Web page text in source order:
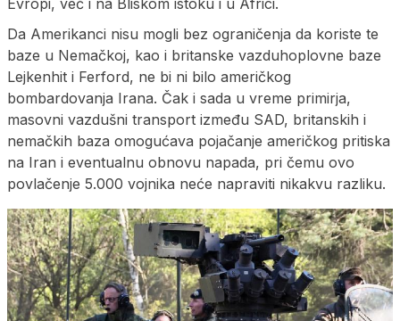
Evropi, već i na Bliskom istoku i u Africi.
Da Amerikanci nisu mogli bez ograničenja da koriste te
baze u Nemačkoj, kao i britanske vazduhoplovne baze
Lejkenhit i Ferford, ne bi ni bilo američkog
bombardovanja Irana. Čak i sada u vreme primirja,
masovni vazdušni transport između SAD, britanskih i
nemačkih baza omogućava pojačanje američkog pritiska
na Iran i eventualnu obnovu napada, pri čemu ovo
povlačenje 5.000 vojnika neće napraviti nikakvu razliku.